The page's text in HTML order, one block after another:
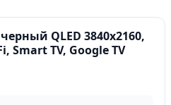
QLED 3840x2160,
Smart TV, Google TV